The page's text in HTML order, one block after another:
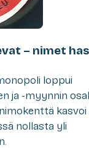
– nimet
loppui
ja -myynnin
kasvoi
nollasta yli